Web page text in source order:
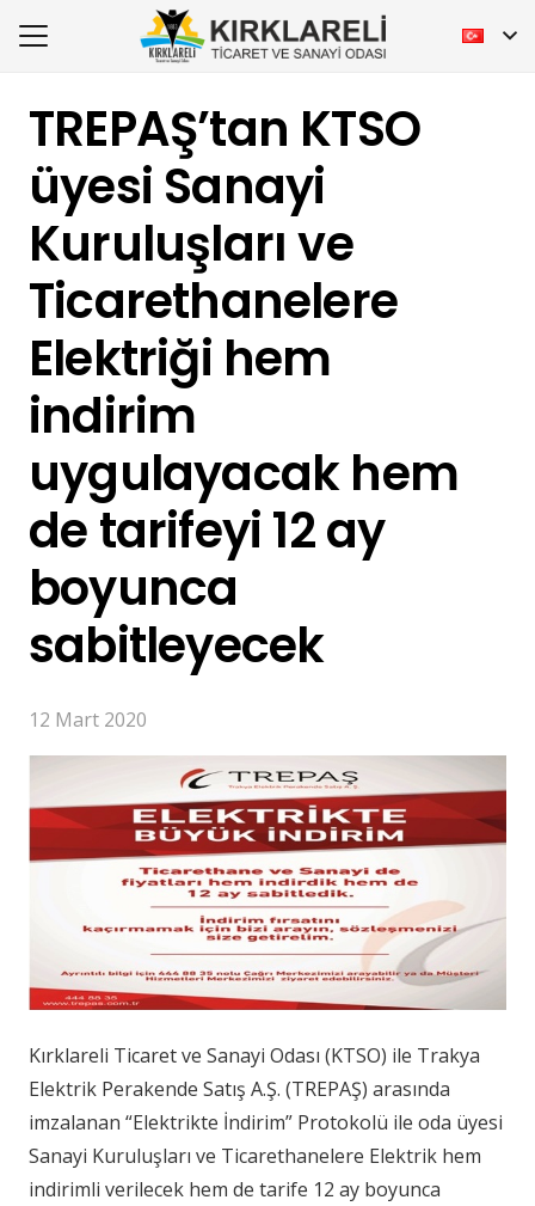
TREPAŞ’tan KTSO
üyesi Sanayi
Kuruluşları ve
Ticarethanelere
Elektriği hem
indirim
uygulayacak hem
de tarifeyi 12 ay
boyunca
sabitleyecek
12 Mart 2020
Kırklareli Ticaret ve Sanayi Odası (KTSO) ile Trakya
Elektrik Perakende Satış A.Ş. (TREPAŞ) arasında
imzalanan “Elektrikte İndirim” Protokolü ile oda üyesi
Sanayi Kuruluşları ve Ticarethanelere Elektrik hem
indirimli verilecek hem de tarife 12 ay boyunca